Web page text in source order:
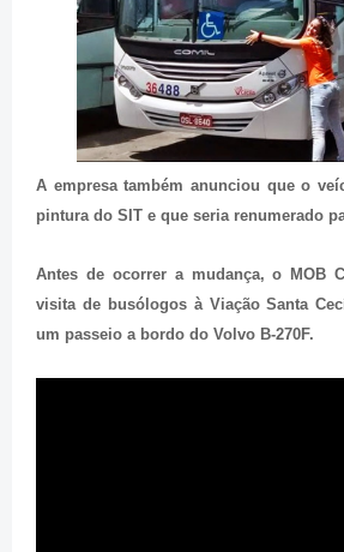
A empresa também anunciou que o
pintura do SIT e que seria renumerado
Antes de ocorrer a mudança, o MOB
visita de busólogos à Viação Santa
um passeio a bordo do Volvo B-270F.